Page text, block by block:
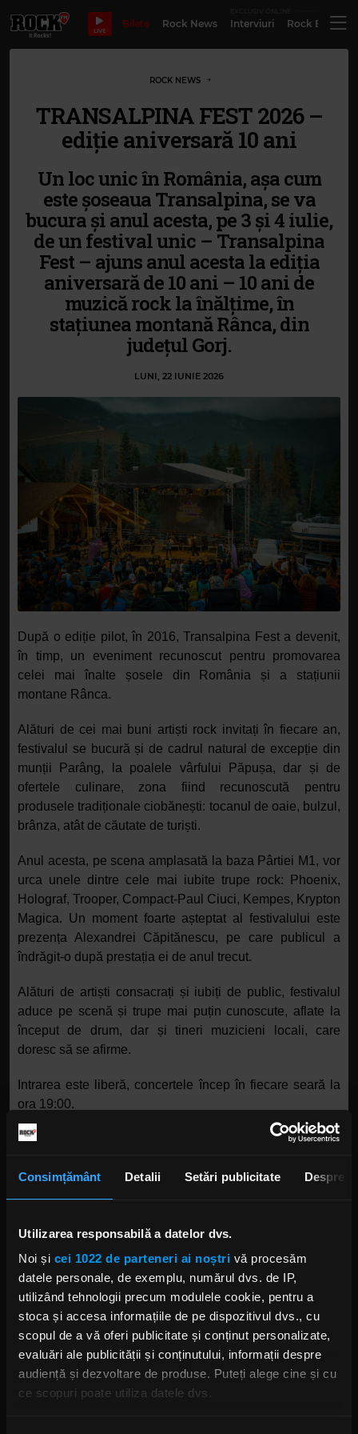
Consimțământ Detalii Setări publicitate Despre
Utilizarea responsabilă a datelor dvs.
Noi și cei 1022 de parteneri ai noștri vă procesăm
datele personale, de exemplu, numărul dvs. de IP,
utilizând tehnologii precum modulele cookie, pentru a
stoca și accesa informațiile de pe dispozitivul dvs., cu
scopul de a vă oferi publicitate și conținut personalizate,
evaluări ale publicității și conținutului, informații despre
audiență și dezvoltare de produse. Puteți alege cine și cu
ce scopuri poate utiliza datele dvs.
LIVE
Bilete Rock News Interviuri Rock
ROCK NEWS
TRANSALPINA FEST 2026 –
ediție aniversară 10 ani
Un loc unic în România, așa cum
este șoseaua Transalpina, se va
bucura și anul acesta, pe 3 și 4 iulie,
de un festival unic – Transalpina
Fest – ajuns anul acesta la ediția
aniversară de 10 ani – 10 ani de
muzică rock la înălțime, în
stațiunea montană Rânca, din
județul Gorj.
LUNI, 22 IUNIE 2026
După o ediție pilot, în 2016, Transalpina Fest a devenit,
în timp, un eveniment recunoscut pentru promovarea
celei mai înalte șosele din România și a stațiunii
montane Rânca.
Alături de cei mai buni artiști rock invitați în fiecare an,
festivalul se bucură și de cadrul natural de excepție din
munții Parâng, la poalele vârfului Păpușa, dar și de
ofertele culinare, zona fiind recunoscută pentru
produsele tradiționale ciobănești: tocanul de oaie, bulzul,
brânza, atât de căutate de turiști.
Anul acesta, pe scena amplasată la baza Pârtiei M1, vor
urca unele dintre cele mai iubite trupe rock: Phoenix,
Holograf, Trooper, Compact-Paul Ciuci, Kempes, Krypton
Magica. Un moment foarte așteptat al festivalului este
prezența Alexandrei Căpitănescu, pe care publicul a
îndrăgit-o după prestația ei de anul trecut.
Alături de artiști consacrați și iubiți de public, festivalul
aduce pe scenă și trupe mai puțin cunoscute, aflate la
început de drum, dar și tineri muzicieni locali, care
doresc să se afirme.
Intrarea este liberă, concertele încep în fiecare seară la
ora 19:00.
Transalpina Fest este un proiect cultural-turistic și de
montane din județul Gorj organizat de Consiliul Județean
Gorj, Ansamblul Artistic Profesionist Doina Gorjului,
Organizația de Management a Destinației (OMD) Gorj –
Acasă la Brâncuși.
Vă așteptăm în primul weekend din iulie la Rânca, în
județul Gorj, pe 3 și 4 iulie – pentru două zile de răsfăț
muzical și culinar, pe cea mai înaltă șosea din România,
Transalpina – „drumul dintre nori”.
TRANSALPINA FEST